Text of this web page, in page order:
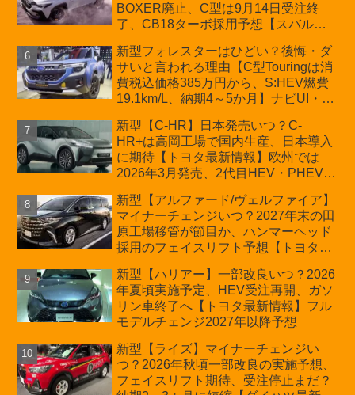
BOXER廃止、C型は9月14日受注終
了、CB18ターボ採用予想【スバル最
新型フォレスターはひどい？後悔・ダ
サいと言われる理由【C型Touringは消
費税込価格385万円から、S:HEV燃費
19.1km/L、納期4～5か月】ナビUI・冬
カーオブザイヤーとJNCAP大賞受賞後
も残る注意点
新型【C-HR】日本発売いつ？C-
HR+は高岡工場で国内生産、日本導入
に期待【トヨタ最新情報】欧州では
2026年3月発売、2代目HEV・PHEVは
新型【アルファード/ヴェルファイア】
マイナーチェンジいつ？2027年末の田
原工場移管が節目か、ハンマーヘッド
採用のフェイスリフト予想【トヨタ最
費税込価格559万9000円から
新型【ハリアー】一部改良いつ？2026
年夏頃実施予定、HEV受注再開、ガソ
リン車終了へ【トヨタ最新情報】フル
モデルチェンジ2027年以降予想
新型【ライズ】マイナーチェンジい
つ？2026年秋頃一部改良の実施予想、
フェイスリフト期待、受注停止まだ？